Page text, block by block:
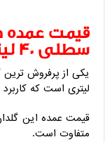
قیمت عمده
سطلی 40 لیتری
لیتری است که
قیمت عمده این
متفاوت است.